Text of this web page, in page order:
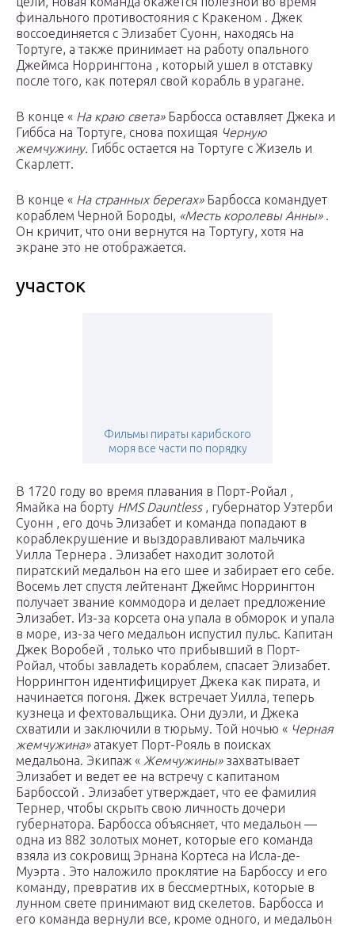
финального противостояния с Кракеном . Джек
воссоединяется с Элизабет Суонн, находясь на
Тортуге, а также принимает на работу опального
Джеймса Норрингтона , который ушел в отставку
после того, как потерял свой корабль в урагане.
В конце « На краю света»Барбосса оставляет Джека и
Гиббса на Тортуге, снова похищая Черную
жемчужину. Гиббс остается на Тортуге с Жизель и
Скарлетт.
В конце « На странных берегах»Барбосса командует
кораблем Черной Бороды, «Месть королевы Анны».
Он кричит, что они вернутся на Тортугу, хотя на
экране это не отображается.
участок
Фильмы пираты карибского
моря все части по порядку
В 1720 году во время плавания в Порт-Ройал ,
Ямайка на борту HMS Dauntless, губернатор Уэтерби
Суонн , его дочь Элизабет и команда попадают в
кораблекрушение и выздоравливают мальчика
Уилла Тернера . Элизабет находит золотой
пиратский медальон на его шее и забирает его себе.
Восемь лет спустя лейтенант Джеймс Норрингтон
получает звание коммодора и делает предложение
Элизабет. Из-за корсета она упала в обморок и упала
в море, из-за чего медальон испустил пульс. Капитан
Джек Воробей , только что прибывший в Порт-
Ройал, чтобы завладеть кораблем, спасает Элизабет.
Норрингтон идентифицирует Джека как пирата, и
начинается погоня. Джек встречает Уилла, теперь
кузнеца и фехтовальщика. Они дуэли, и Джека
схватили и заключили в тюрьму. Той ночью « Черная
жемчужина»атакует Порт-Рояль в поисках
медальона. Экипаж « Жемчужины»захватывает
Элизабет и ведет ее на встречу с капитаном
Барбоссой . Элизабет утверждает, что ее фамилия
Тернер, чтобы скрыть свою личность дочери
губернатора. Барбосса объясняет, что медальон —
одна из 882 золотых монет, которые его команда
взяла из сокровищ Эрнана Кортеса на Исла-де-
Муэрта . Это наложило проклятие на Барбоссу и его
команду, превратив их в бессмертных, которые в
лунном свете принимают вид скелетов. Барбосса и
его команда вернули все, кроме одного, и медальон